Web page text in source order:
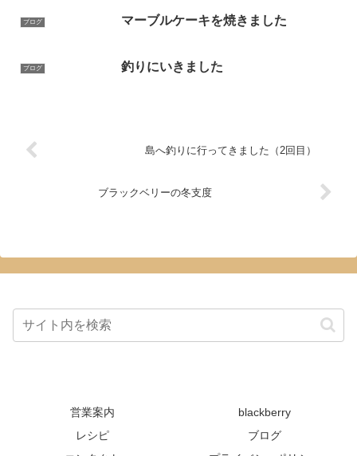
ブログ マーブルケーキを焼きました
ブログ 釣りにいきました
島へ釣りに行ってきました（2回目）
ブラックベリーの冬支度
営業案内
blackberry
レシピ
ブログ